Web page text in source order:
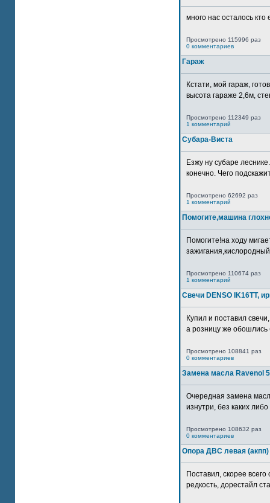
много нас осталось
Просмотрено 115996 раз
0 комментариев
Гараж
Кстати, мой гараж,
высота гараже 2,6м,
Просмотрено 112349 раз
1 комментарий
Субара-Виста
Езжу ну субаре
конечно. Чего
Просмотрено 62692 раз
1 комментарий
Помогите,машина
Помогите!на ходу
Просмотрено 110674 раз
1 комментарий
Свечи DENSO IK16TT,
Купил и поставил
а розницу же обошлись
Просмотрено 108841 раз
0 комментариев
Замена масла Ravenol
Очередная замена
изнутри, без каких
Просмотрено 108632 раз
0 комментариев
Опора ДВС левая (акпп)
Поставил, скорее
редкость, дорестайл